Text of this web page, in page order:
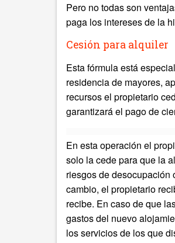
Pero no todas son
paga los intereses de la
Cesión para alquiler
Esta fórmula está
residencia de mayores,
recursos el propietario
garantizará el pago de
En esta operación el
solo la cede para que la
riesgos de desocupación
cambio, el propietario
recibe. En caso de que
gastos del nuevo
los servicios de los que